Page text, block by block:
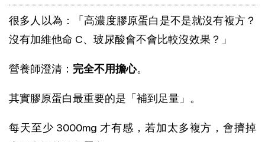
很多人以為：「高濃度膠原蛋白是不是就沒有複方？
沒有加維他命 C、玻尿酸會不會比較沒效果？」
營養師澄清： 完全不用擔心。
其實膠原蛋白最重要的是「補到足量」。
每天至少 3000mg 才有感，若加太多複方，會擠掉